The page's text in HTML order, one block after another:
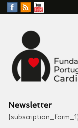
Facebook
RSS
YouTube
Newsletter